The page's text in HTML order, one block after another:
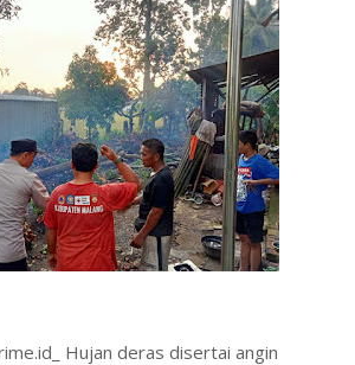
Hujan deras disertai angin